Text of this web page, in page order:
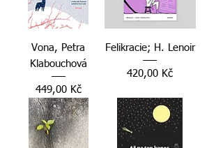
Vona, Petra
Klabouchová
Cena
449,00 Kč
Felikracie; H. Lenoir
Cena
420,00 Kč